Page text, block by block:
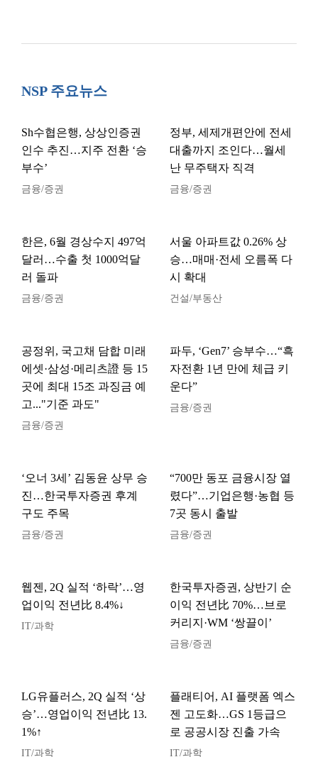
NSP 주요뉴스
Sh수협은행, 상상인증권
인수 추진…지주 전환 ‘승
부수’
금융/증권
정부, 세제개편안에 전세
대출까지 조인다…월세
난 무주택자 직격
금융/증권
한은, 6월 경상수지 497억
달러…수출 첫 1000억달
러 돌파
금융/증권
서울 아파트값 0.26% 상
승…매매·전세 오름폭 다
시 확대
건설/부동산
공정위, 국고채 담합 미래
에셋·삼성·메리츠證 등 15
곳에 최대 15조 과징금 예
고..."기준 과도"
금융/증권
파두, ‘Gen7’ 승부수…“흑
자전환 1년 만에 체급 키
운다”
금융/증권
‘오너 3세’ 김동윤 상무 승
진…한국투자증권 후계
구도 주목
금융/증권
“700만 동포 금융시장 열
렸다”…기업은행·농협 등
7곳 동시 출발
금융/증권
웹젠, 2Q 실적 ‘하락’…영
업이익 전년比 8.4%↓
IT/과학
한국투자증권, 상반기 순
이익 전년比 70%…브로
커리지·WM ‘쌍끌이’
금융/증권
LG유플러스, 2Q 실적 ‘상
승’…영업이익 전년比 13.
1%↑
IT/과학
플래티어, AI 플랫폼 엑스
젠 고도화…GS 1등급으
로 공공시장 진출 가속
IT/과학